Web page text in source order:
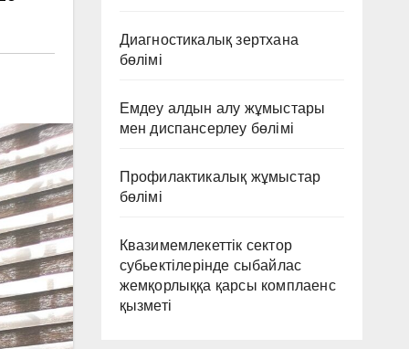
Диагностикалық зертхана
бөлімі
Емдеу алдын алу жұмыстары
мен диспансерлеу бөлімі
Профилактикалық жұмыстар
бөлімі
Квазимемлекеттік сектор
субьектілерінде сыбайлас
жемқорлыққа қарсы комплаенс
қызметі